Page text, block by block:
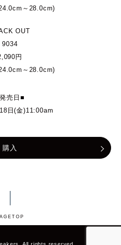
～28.0cm)
OUT
9034
円
～28.0cm)
売日■
日(金)11:00am
購入